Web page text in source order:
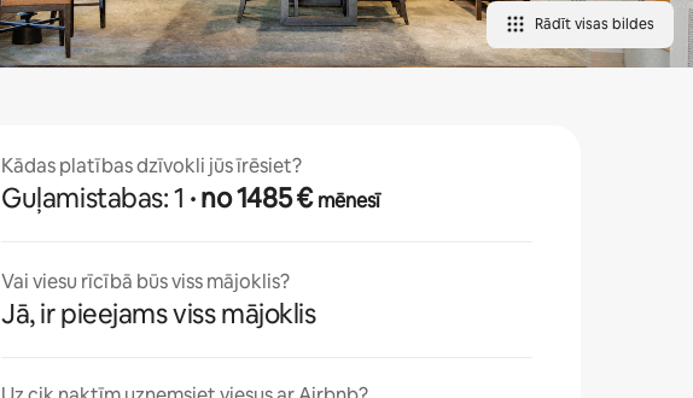
Rādīt visas bildes
Kādas platības dzīvokli jūs īrēsiet?
Guļamistabas: 1 · no 1485 €mēnesī
Vai viesu rīcībā būs viss mājoklis?
Jā, ir pieejams viss mājoklis